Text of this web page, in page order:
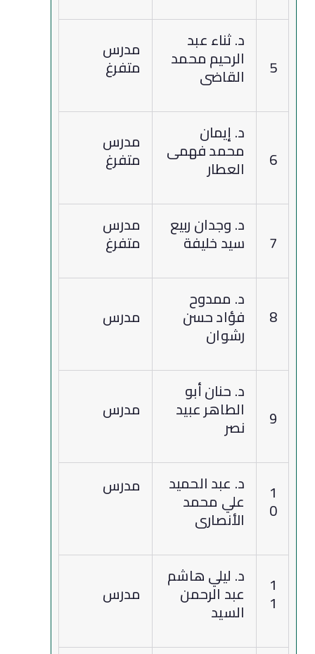
5
د. ثناء عبد
الرحيم محمد
القاضى
مدرس
متفرغ
6
د. إيمان
محمد فهمى
العطار
مدرس
متفرغ
7
د. وجدان ربيع
سيد خليفة
مدرس
متفرغ
8
د. ممدوح
فؤاد حسن
رشوان
مدرس
9
د. حنان أبو
الطاهر عبيد
نصر
مدرس
1
0
د. عبد الحميد
علي محمد
الأنصارى
مدرس
1
1
د. ليلي هاشم
عبد الرحمن
السيد
مدرس